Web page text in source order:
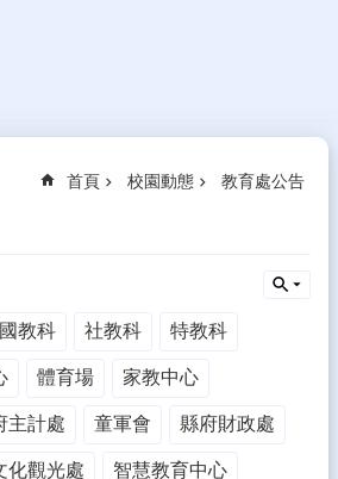
首頁 校園動態 教育處公告
國教科 社教科 特教科
體育場 家教中心
主計處 童軍會 縣府財政處
化觀光處 智慧教育中心